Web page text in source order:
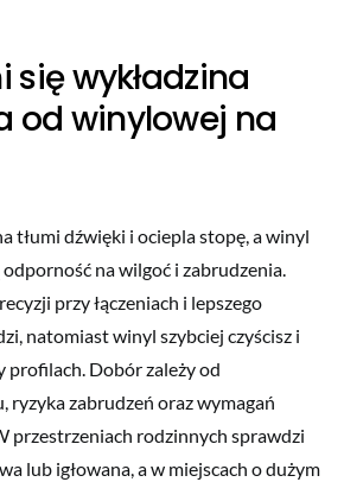
się wykładzina
od winylowej na
tłumi dźwięki i ociepla stopę, a winyl
na wilgoć i zabrudzenia.
przy łączeniach i lepszego
natomiast winyl szybciej czyścisz i
profilach. Dobór zależy od
ryzyka zabrudzeń oraz wymagań
przestrzeniach rodzinnych sprawdzi
lub igłowana, a w miejscach o dużym